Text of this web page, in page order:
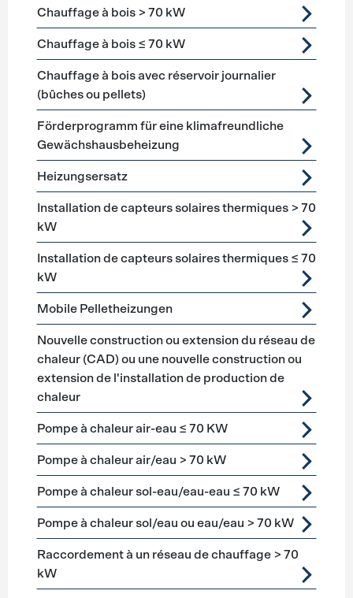
Chauffage à bois > 70 kW
Chauffage à bois ≤ 70 kW
Chauffage à bois avec réservoir journalier
(bûches ou pellets)
Förderprogramm für eine klimafreundliche
Gewächshausbeheizung
Heizungsersatz
Installation de capteurs solaires thermiques > 70
kW
Installation de capteurs solaires thermiques ≤ 70
kW
Mobile Pelletheizungen
Nouvelle construction ou extension du réseau de
chaleur (CAD) ou une nouvelle construction ou
extension de l'installation de production de
chaleur
Pompe à chaleur air-eau ≤ 70 KW
Pompe à chaleur air/eau > 70 kW
Pompe à chaleur sol-eau/eau-eau ≤ 70 kW
Pompe à chaleur sol/eau ou eau/eau > 70 kW
Raccordement à un réseau de chauffage > 70
kW